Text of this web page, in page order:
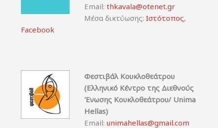
Email: thkavala@otenet.gr
Μέσα δικτύωσης: Ιστότοπος,
Facebook
Φεστιβάλ Κουκλοθεάτρου
(Ελληνικό Κέντρο της Διεθνούς
Ένωσης Κουκλοθεάτρου/ Unima
Hellas)
Email: unimahellas@gmail.com